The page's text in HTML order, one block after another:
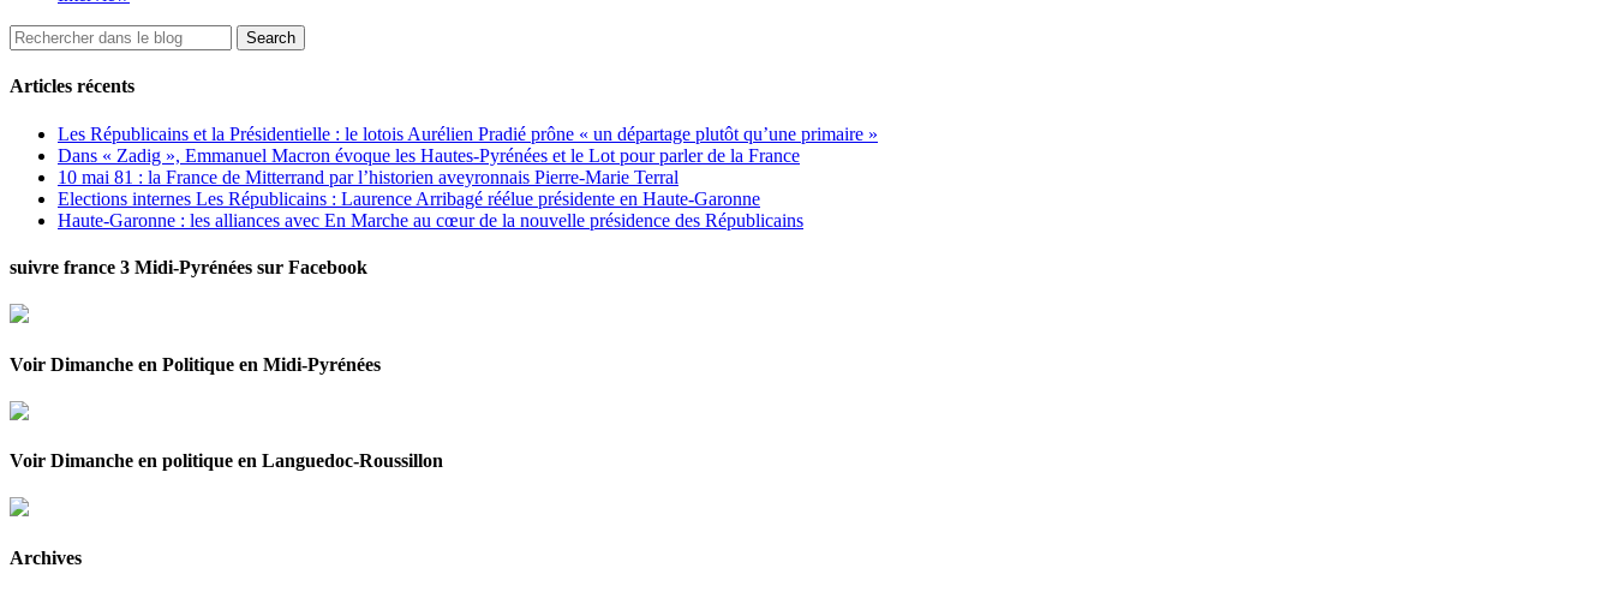
Articles récents
Les Républicains et la Présidentielle : le lotois Aurélien Pradié prône « un départage plutôt qu’une primaire »
Dans « Zadig », Emmanuel Macron évoque les Hautes-Pyrénées et le Lot pour parler de la France
10 mai 81 : la France de Mitterrand par l’historien aveyronnais Pierre-Marie Terral
Elections internes Les Républicains : Laurence Arribagé réélue présidente en Haute-Garonne
Haute-Garonne : les alliances avec En Marche au cœur de la nouvelle présidence des Républicains
suivre france 3 Midi-Pyrénées sur Facebook
Voir Dimanche en Politique en Midi-Pyrénées
Voir Dimanche en politique en Languedoc-Roussillon
Archives